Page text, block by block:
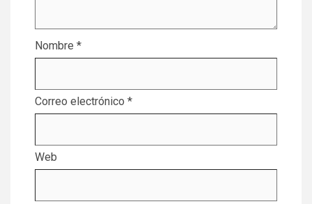
Nombre *
Correo electrónico *
Web